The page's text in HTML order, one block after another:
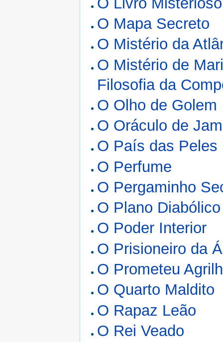
O Mapa Secreto
O Mistério da
O Mistério de
Filosofia da
O Olho de Golem
O Oráculo de
O País das Peles
O Perfume
O Pergaminho
O Plano Diabólico
O Poder Interior
O Prisioneiro da
O Prometeu
O Quarto Maldito
O Rapaz Leão
O Rei Veado